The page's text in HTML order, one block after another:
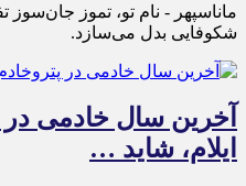
ماناسپهر - نام تو، تموز جان‌سوز
شکوفایی بدل می‌سازد.
آخرین سال خادمی در
ایلام، شاید …